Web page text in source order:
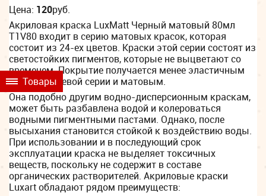
Цена: 120руб.
Акриловая краска LuxMatt Черный матовый 80мл
T1V80 входит в серию матовых красок, которая
состоит из 24-ех цветов. Краски этой серии состоят из
светостойких пигментов, которые не выцветают со
временем. Покрытие получается менее эластичным
чем у глянцевой серии и матовым.
Она подобно другим водно-дисперсионным краскам,
может быть разбавлена водой и колероваться
водными пигментными пастами. Однако, после
высыхания становится стойкой к воздействию воды.
При использовании и в последующий срок
эксплуатации краска не выделяет токсичных
веществ, поскольку не содержит в составе
органических растворителей. Акриловые краски
Luxart обладают рядом преимуществ:
Товары